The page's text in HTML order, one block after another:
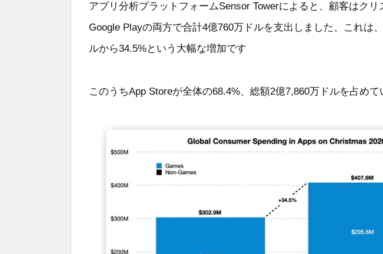
アプリ分析プラットフォームSensor Towerによると、顧客はクリ
Google Playの両方で合計4億760万ドルを支出しました、これは
ルから34.5%という大幅な増加です
このうちApp Storeが全体の68.4%、総額2億7,860万ドルを占めて